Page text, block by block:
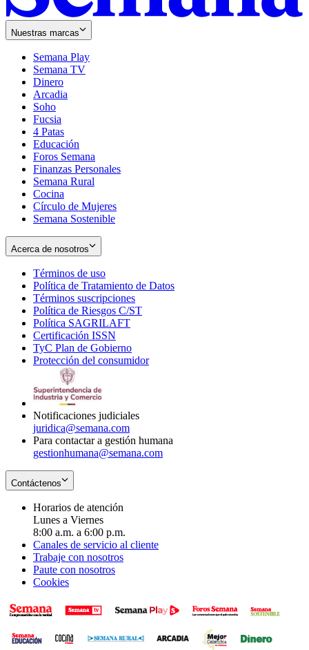
Nuestras marcas
Semana Play
Semana TV
Dinero
Arcadia
Soho
in
new
window
Fucsia
in
new
window
4 Patas
Educación
Foros Semana
Finanzas Personales
Semana Rural
Cocina
Círculo de Mujeres
Semana Sostenible
Acerca de nosotros
Términos de uso
in
new
window
Política de Tratamiento de Datos
Términos suscripciones
in
Política de Riesgos C/ST
Política SAGRILAFT
new
window
Certificación ISSN
in
new
TyC Plan de Gobierno
in
Protección del consumidorOpens
Notificaciones judiciales
juridica@semana.com
Para contactar a gestión humana
gestionhumana@semana.com
Contáctenos
Horarios de atención
Lunes a Viernes
8:00 a.m. a 6:00 p.m.
Canales de servicio al cliente
Trabaje con nosotros
Paute con nosotros
Cookies